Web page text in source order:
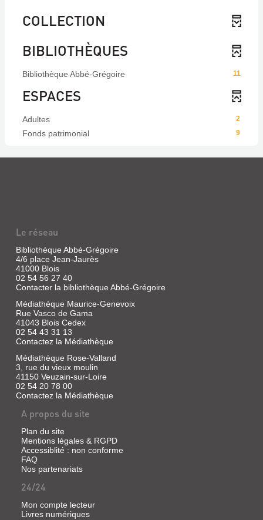
COLLECTION
BIBLIOTHÈQUES
11
Bibliothèque Abbé-Grégoire
ESPACES
2
Adultes
9
Fonds patrimonial
Le réseau
Bibliothèque Abbé-Grégoire
4/6 place Jean-Jaurès
41000 Blois
02 54 56 27 40
Contacter la bibliothèque Abbé-Grégoire
Médiathèque Maurice-Genevoix
Rue Vasco de Gama
41043 Blois Cedex
02 54 43 31 13
Contactez la Médiathèque
Médiathèque Rose-Valland
3, rue du vieux moulin
41150 Veuzain-sur-Loire
02 54 20 78 00
Contactez la Médiathèque
A propos du site
Plan du site
Mentions légales & RGPD
Accessiblité : non conforme
FAQ
Nos partenariats
24/24
Mon compte lecteur
Livres numériques